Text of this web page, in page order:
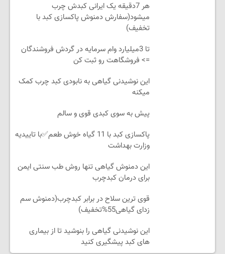
هر 7دقیقه یک ایرانی کبدش چرب
میشود(سفارش دمنوش پاکسازی کبد با
تخفیف)
تا 3میلیارد وام سرمایه در گردش فروشندگان
=> فروشگاهت رو ثبت کن
این نوشیدنی گیاهی به نابودی کبد چرب کمک
میکنه
پیش به سوی کبدی قوی و سالم
پاکسازی کبد با 11 گیاه خوش طعم✅با تاییدیه
وزارت بهداشت
این دمنوش گیاهی تنها روش طب سنتی ایمن
برای درمان کبدچرب
قوی ترین سلاح در برابر کبدچرب(دمنوش سم
زدای گیاهی55%تخفیف)
این نوشیدنی گیاهی را بنوشید تا از بیماری
های کبد پیشگیری کنید